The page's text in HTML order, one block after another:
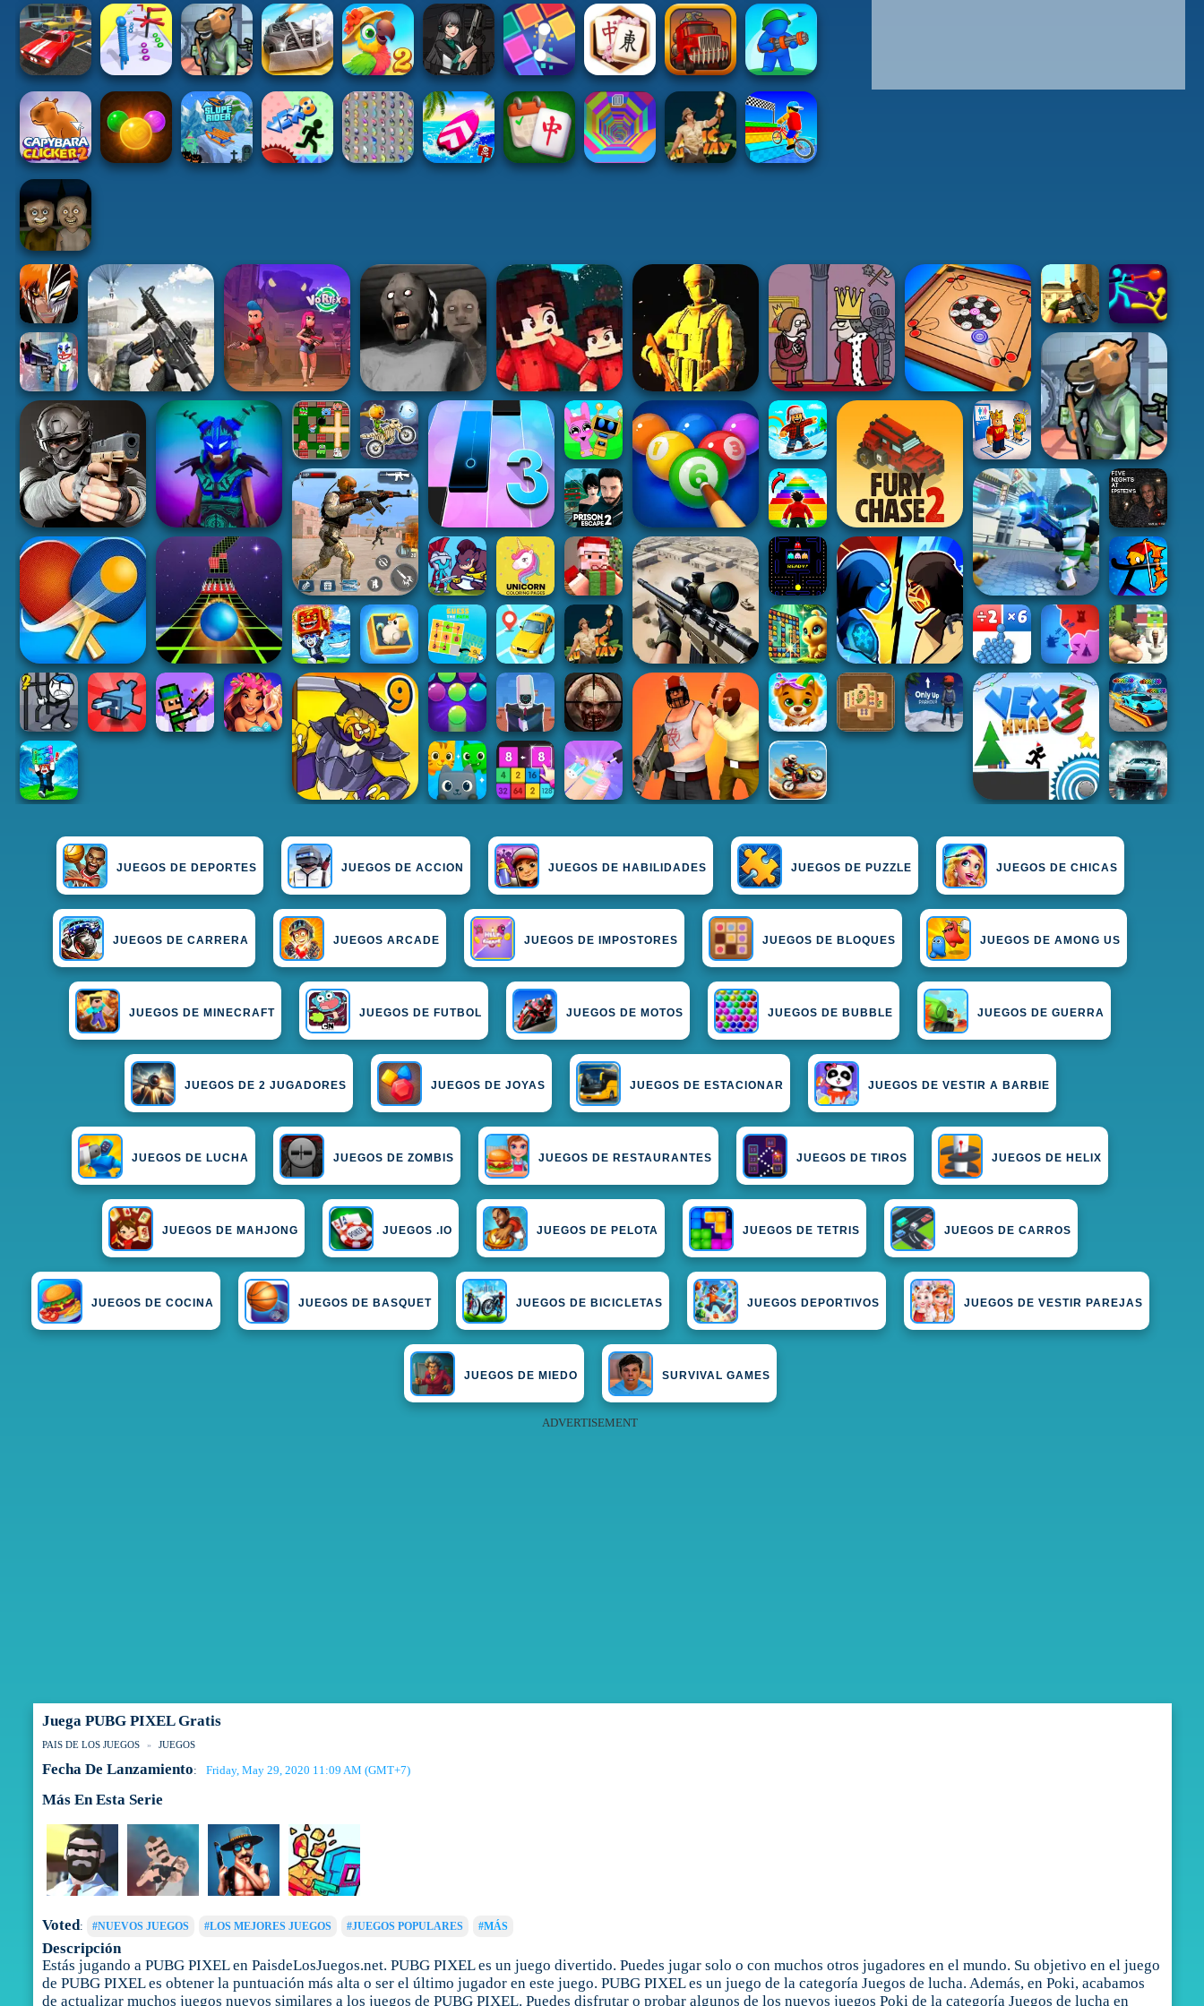
JUEGOS DE DEPORTES JUEGOS DE ACCION JUEGOS DE HABILIDADES JUEGOS DE PUZZLE JUEGOS DE CHICAS
JUEGOS DE CARRERA JUEGOS ARCADE JUEGOS DE IMPOSTORES JUEGOS DE BLOQUES JUEGOS DE AMONG US
JUEGOS DE MINECRAFT JUEGOS DE FUTBOL JUEGOS DE MOTOS JUEGOS DE BUBBLE JUEGOS DE GUERRA
JUEGOS DE 2 JUGADORES JUEGOS DE JOYAS JUEGOS DE ESTACIONAR JUEGOS DE VESTIR A BARBIE
JUEGOS DE LUCHA JUEGOS DE ZOMBIS JUEGOS DE RESTAURANTES JUEGOS DE TIROS JUEGOS DE HELIX
JUEGOS DE MAHJONG JUEGOS .IO JUEGOS DE PELOTA JUEGOS DE TETRIS JUEGOS DE CARROS
JUEGOS DE COCINA JUEGOS DE BASQUET JUEGOS DE BICICLETAS JUEGOS DEPORTIVOS JUEGOS DE VESTIR PAREJAS
JUEGOS DE MIEDO SURVIVAL GAMES
ADVERTISEMENT
Juega PUBG PIXEL Gratis
PAIS DE LOS JUEGOS JUEGOS
Fecha De Lanzamiento: Friday, May 29, 2020 11:09 AM (GMT+7)
Más En Esta Serie
Voted: #NUEVOS JUEGOS #LOS MEJORES JUEGOS #JUEGOS POPULARES #MÁS
Descripción
Estás jugando a PUBG PIXEL en PaisdeLosJuegos.net. PUBG PIXEL es un juego divertido. Puedes jugar solo o con muchos otros jugadores en el mundo. Su objetivo en el juego
de PUBG PIXEL es obtener la puntuación más alta o ser el último jugador en este juego. PUBG PIXEL es un juego de la categoría Juegos de lucha. Además, en Poki, acabamos
de actualizar muchos juegos nuevos similares a los juegos de PUBG PIXEL. Puedes disfrutar o probar algunos de los nuevos juegos Poki de la categoría Juegos de lucha en